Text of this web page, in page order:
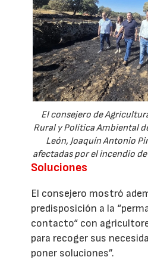
El consejero de
Rural y Política Ambiental
León, Joaquín Antonio
afectadas por el incendio
Soluciones
El consejero mostró
predisposición a la
contacto“ con
para recoger sus
poner soluciones”.